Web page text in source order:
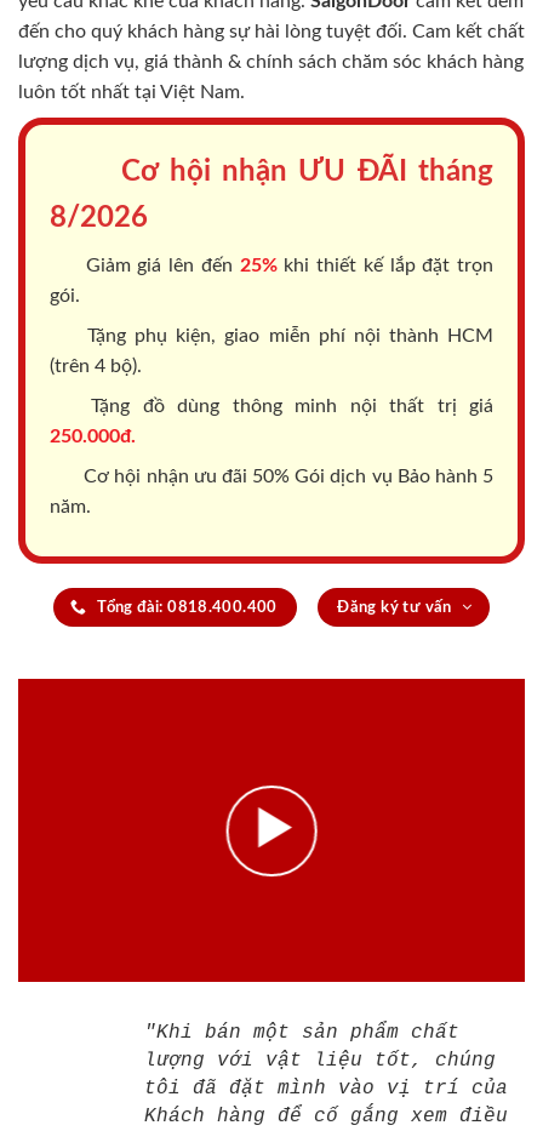
đến cho quý khách hàng sự hài lòng tuyệt đối. Cam kết chất
lượng dịch vụ, giá thành & chính sách chăm sóc khách hàng
luôn tốt nhất tại Việt Nam.
Cơ hội nhận ƯU ĐÃI tháng
8/2026
Giảm giá lên đến 25%khi thiết kế lắp đặt trọn
gói.
Tặng phụ kiện, giao miễn phí nội thành HCM
(trên 4 bộ).
Tặng đồ dùng thông minh nội thất trị giá
250.000đ.
Cơ hội nhận ưu đãi 50% Gói dịch vụ Bảo hành 5
năm.
Tổng đài: 0818.400.400 Đăng ký tư vấn
"Khi bán một sản phẩm chất
lượng với vật liệu tốt, chúng
tôi đã đặt mình vào vị trí của
Khách hàng để cố gắng xem điều